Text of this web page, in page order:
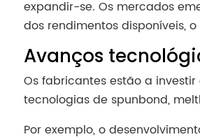
expandir-se. Os mercados
dos rendimentos disponíveis,
Avanços
Os fabricantes estão a
tecnologias de spunbond,
Por exemplo, o